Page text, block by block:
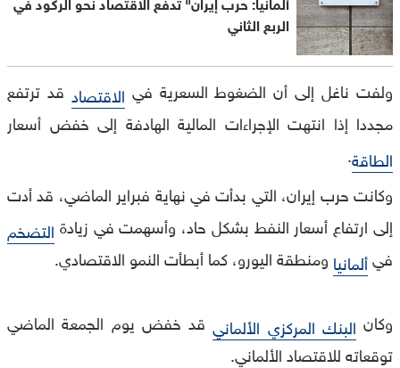
الربع الثاني
ولفت ناغل إلى أن الضغوط السعرية في الاقتصاد قد ترتفع
مجددا إذا انتهت الإجراءات المالية الهادفة إلى خفض أسعار
الطاقة.
وكانت حرب إيران، التي بدأت في نهاية فبراير الماضي، قد أدت
إلى ارتفاع أسعار النفط بشكل حاد، وأسهمت في زيادة التضخم
فيألمانيا ومنطقة اليورو، كما أبطأت النمو الاقتصادي.
وكان البنك المركزي الألماني قد خفض يوم الجمعة الماضي
توقعاته للاقتصاد الألماني.